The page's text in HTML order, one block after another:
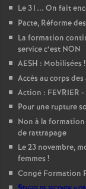
Le 31... On fait
Pacte, Réforme
La formation
service c’est NON
AESH : Mobilisées !
Accès au corps
Action : FEVRIER
Pour une rupture
Non à la
de rattrapage
Le 23 novembre,
femmes !
Congé Formation